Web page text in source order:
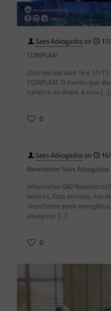
Saes Advogadoson
COMPLAN
Ocorreu nos dias 16 e 17/
COMPLAM. O evento que
turístico do Brasil, é uma […]
0
Saes Advogadoson
Newsletter Saes Advogados
Informativo 080
leitores, Esta semana, nos
importante setor
assegurar […]
0